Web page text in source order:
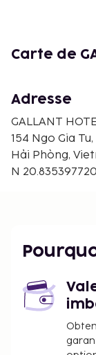
Carte de
Adresse
GALLANT
154 Ngo Gia
Hải Phòng,
N